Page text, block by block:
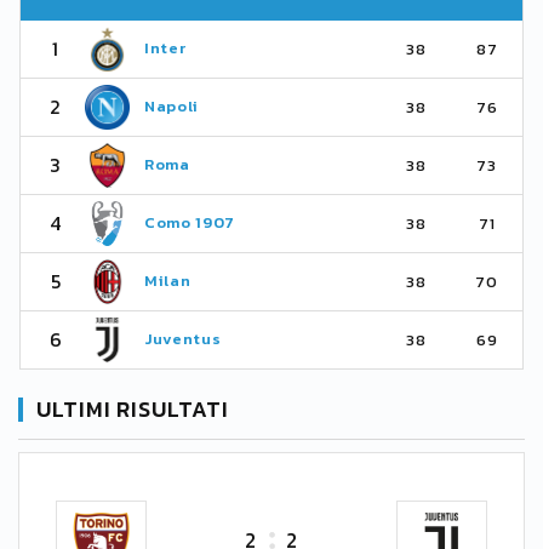
1 Inter 38 87
2 Napoli 38 76
3 Roma 38 73
4 Como 1907 38 71
5 Milan 38 70
6 Juventus 38 69
ULTIMI RISULTATI
2 2